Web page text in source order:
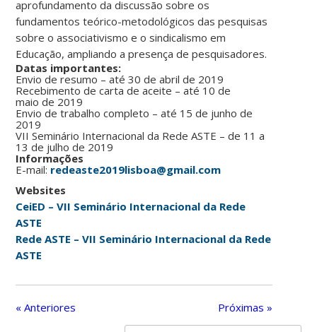
aprofundamento da discussão sobre os
fundamentos teórico-metodológicos das pesquisas
sobre o associativismo e o sindicalismo em
Educação, ampliando a presença de pesquisadores.
Datas importantes:
Envio de resumo – até 30 de abril de 2019
Recebimento de carta de aceite – até 10 de
maio de 2019
Envio de trabalho completo – até 15 de junho de
2019
VII Seminário Internacional da Rede ASTE – de 11 a
13 de julho de 2019
Informações
E-mail: redeaste2019lisboa@gmail.com
Websites
CeiED – VII Seminário Internacional da Rede
ASTE
Rede ASTE – VII Seminário Internacional da Rede
ASTE
« Anteriores Próximas »